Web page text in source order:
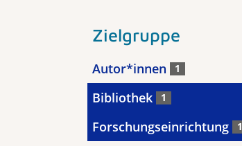
Zielgruppe
Autor*innen 1
Bibliothek 1
Forschungseinrichtung 1